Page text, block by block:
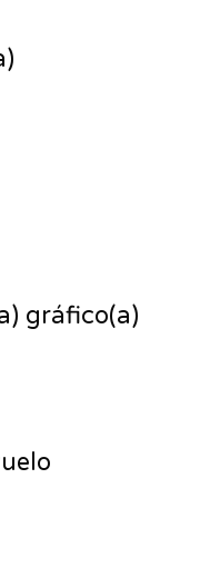
gráfico(a)